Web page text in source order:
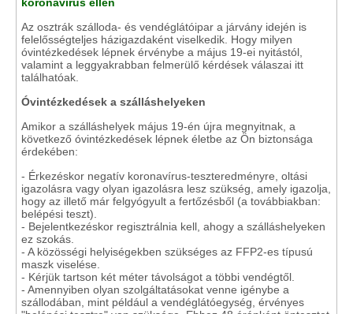
Az osztrák szálloda- és vendéglátóipar a járvány idején is
felelősségteljes házigazdaként viselkedik. Hogy milyen
óvintézkedések lépnek érvénybe a május 19-ei nyitástól,
valamint a leggyakrabban felmerülő kérdések válaszai itt
találhatóak.
Óvintézkedések a szálláshelyeken
Amikor a szálláshelyek május 19-én újra megnyitnak, a
következő óvintézkedések lépnek életbe az Ön biztonsága
érdekében:
- Érkezéskor negatív koronavírus-teszteredményre, oltási
igazolásra vagy olyan igazolásra lesz szükség, amely igazolja,
hogy az illető már felgyógyult a fertőzésből (a továbbiakban:
belépési teszt).
- Bejelentkezéskor regisztrálnia kell, ahogy a szálláshelyeken
ez szokás.
- A közösségi helyiségekben szükséges az FFP2-es típusú
maszk viselése.
- Kérjük tartson két méter távolságot a többi vendégtől.
- Amennyiben olyan szolgáltatásokat venne igénybe a
szállodában, mint például a vendéglátóegység, érvényes